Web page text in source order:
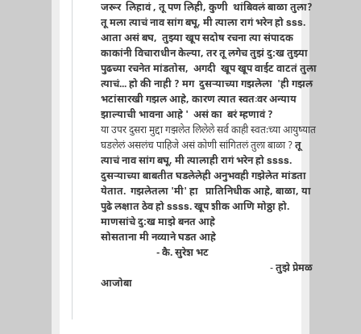
जरूर लिहावं , तू पण लिही, कुणी थांबिवलं बाळा तुला?
तू मला त्याचं नाव सांग बघू, मी त्याला रागं भरेन हो sss.
आता असं बघ, तुझ्या खूप सदोष रचना त्या संपादक
काकांनी विचाराधीन केल्या, तर तू लगेच तुझं दु:ख तुझ्या
पुढच्या रचनेत मांडतोस, अगदी खूप खूप वाईट वाटतं तुला
त्याचं... हो की नाही ? मग दुसर्‍याच्या गझलेला 'ही गझल
भटांसारखी गझल आहे, कारण त्यात स्वतःवर अन्याय
झाल्याची भावना आहे ' असं का बरं म्हणावं ?
या उपर दुसरा मुद्दा गझलेत लिलेले सर्व काही स्वतःच्या आयुष्यात
घडलेलं असलंच पाहिजे असं कोणी सांगितलं तुला बाळा ?तू
त्याचं नाव सांग बघू, मी त्यालाही रागं भरेन हो ssss.
दुसर्‍याच्या बाबतीत घडलेलेही अनुभवही गझेलेत मांडता
येतात. गझलेतला 'मी' हा प्रातिनिधीक आहे, बाळा, या
पुढे लक्षात ठेव हो ssss. खूप शीक आणि मोठ्ठा हो.
माणसांचे दु:ख माझे बनत आहे
सोसताना मी नव्याने घडत आहे
- कै. सुरेश भट
-तुझे प्रेमळ
आजोबा